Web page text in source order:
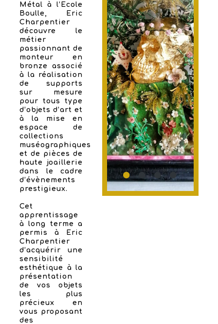
Métal à l’Ecole
Boulle, Eric
Charpentier
découvre le
métier
passionnant de
monteur en
bronze associé
à la réalisation
de supports
sur mesure
pour tous type
d’objets d’art et
à la mise en
espace de
collections
muséographiques
et de pièces de
haute joaillerie
dans le cadre
d’évènements
prestigieux.
Cet
apprentissage
à long terme a
permis à Eric
Charpentier
d’acquérir une
sensibilité
esthétique à la
présentation
de vos objets
les plus
précieux en
vous proposant
des